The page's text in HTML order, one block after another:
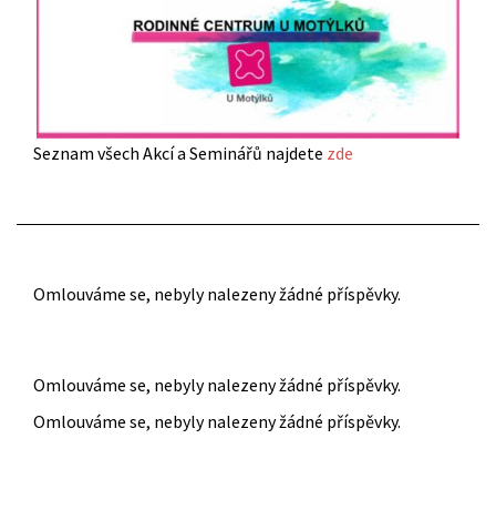
Seznam všech Akcí a Seminářů najdete zde
Omlouváme se, nebyly nalezeny žádné příspěvky.
Omlouváme se, nebyly nalezeny žádné příspěvky.
Omlouváme se, nebyly nalezeny žádné příspěvky.